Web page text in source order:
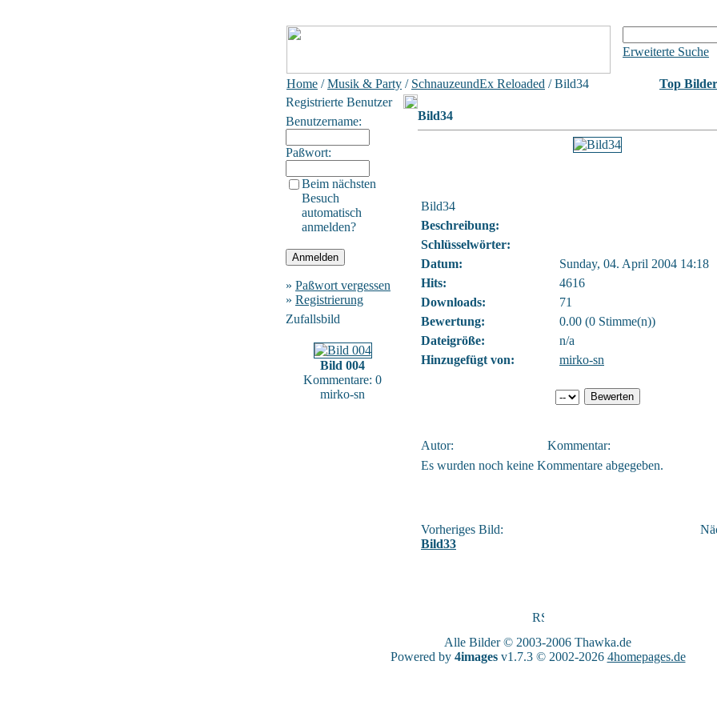
Erweiterte Suche
Home /Musik & Party / SchnauzeundEx Reloaded / Bild34 Top Bilder
Registrierte Benutzer
Benutzername:
Paßwort:
Beim nächsten
Besuch
automatisch
anmelden?
» Paßwort vergessen
» Registrierung
Zufallsbild
Bild 004
Kommentare: 0
mirko-sn
Bild34
Bild34
Beschreibung:
Schlüsselwörter:
Datum:
Sunday, 04. April 2004 14:18
Hits:
4616
Downloads:
71
Bewertung:
0.00 (0 Stimme(n))
Dateigröße:
n/a
Hinzugefügt von:
mirko-sn
Autor:
Kommentar:
Es wurden noch keine Kommentare abgegeben.
Vorheriges Bild:
Bild33
Alle Bilder © 2003-2006 Thawka.de
Powered by 4imagesv1.7.3 © 2002-2026 4homepages.de